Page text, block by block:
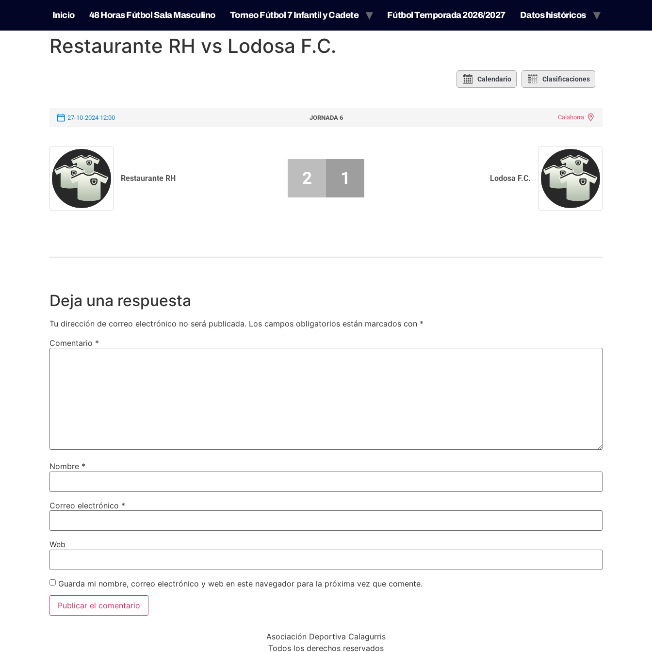
Inicio 48 Horas Fútbol Sala Masculino Torneo Fútbol 7 Infantil y Cadete Fútbol Temporada 2026/2027 Datos históricos
Restaurante RH vs Lodosa F.C.
Calendario Clasificaciones
27-10-2024 12:00 JORNADA 6 Calahorra
Restaurante RH Lodosa F.C.
2 1
Deja una respuesta
Tu dirección de correo electrónico no será publicada. Los campos obligatorios están marcados con *
Comentario *
Nombre *
Correo electrónico *
Web
Guarda mi nombre, correo electrónico y web en este navegador para la próxima vez que comente.
Asociación Deportiva Calagurris
Todos los derechos reservados